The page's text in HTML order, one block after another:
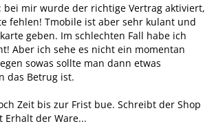
bei mir wurde der richtige Vertrag aktiviert,
fehlen! Tmobile ist aber sehr kulant und
geben. Im schlechten Fall habe ich
Aber ich sehe es nicht ein momentan
sowas sollte man dann etwas
das Betrug ist.
Zeit bis zur Frist bue. Schreibt der Shop
der Ware...